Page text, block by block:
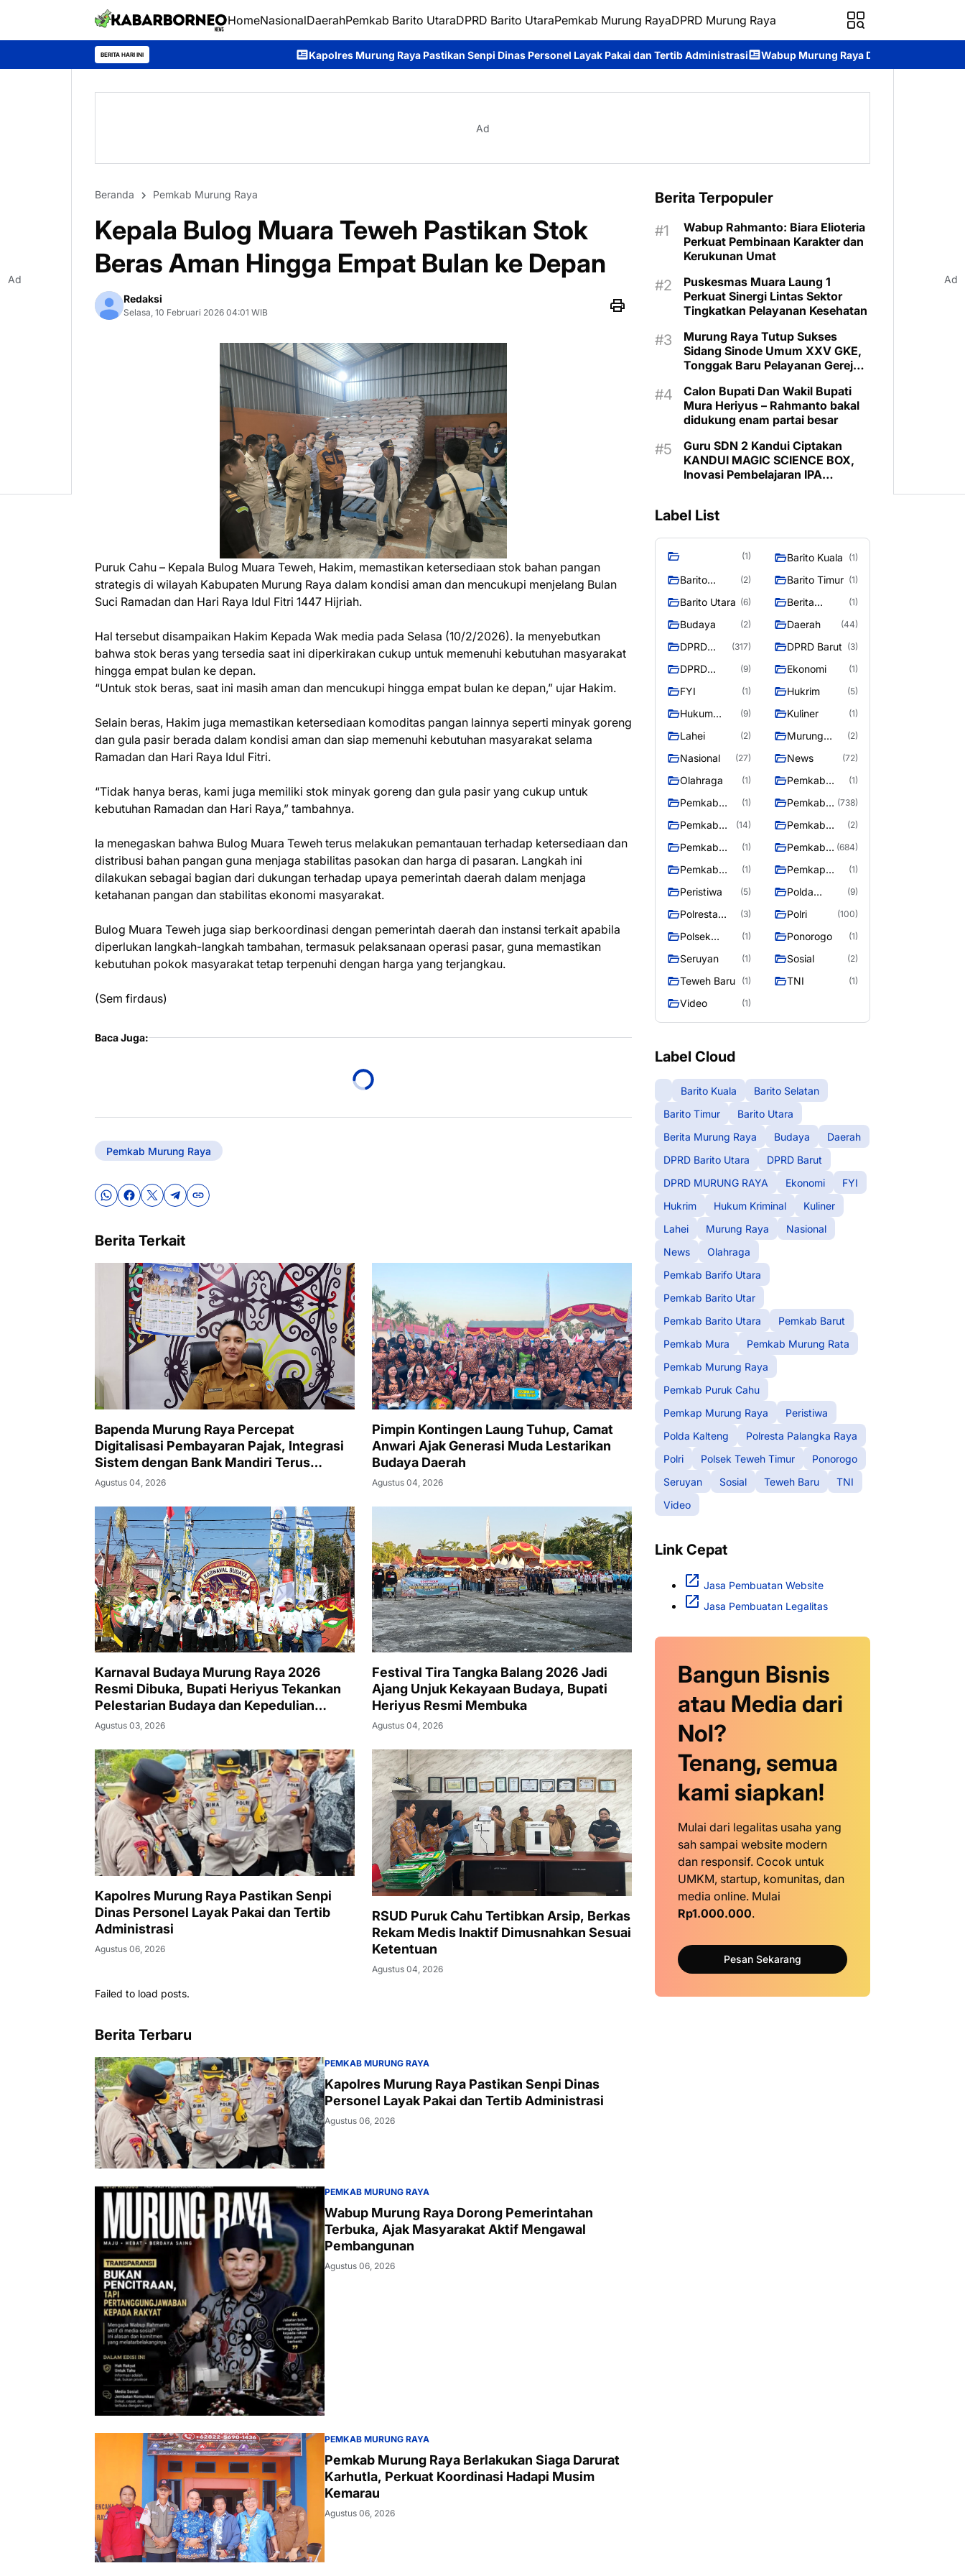
HomeNasionalDaerahPemkab Barito UtaraDPRD Barito UtaraPemkab Murung RayaDPRD Murung Raya
BERITA HARI INI Kapolres Murung Raya Pastikan Senpi Dinas Personel Layak Pakai dan Tertib Administrasi Wabup Murung Raya Dorong Pemerintahan Terbuka, Ajak
Ad
Beranda Pemkab Murung Raya
Kepala Bulog Muara Teweh Pastikan Stok
Beras Aman Hingga Empat Bulan ke Depan
Redaksi
Selasa, 10 Februari 2026 04:01 WIB
Puruk Cahu – Kepala Bulog Muara Teweh, Hakim, memastikan ketersediaan stok bahan pangan
strategis di wilayah Kabupaten Murung Raya dalam kondisi aman dan mencukupi menjelang Bulan
Suci Ramadan dan Hari Raya Idul Fitri 1447 Hijriah.
Hal tersebut disampaikan Hakim Kepada Wak media pada Selasa (10/2/2026). Ia menyebutkan
bahwa stok beras yang tersedia saat ini diperkirakan cukup untuk memenuhi kebutuhan masyarakat
hingga empat bulan ke depan.
“Untuk stok beras, saat ini masih aman dan mencukupi hingga empat bulan ke depan,” ujar Hakim.
Selain beras, Hakim juga memastikan ketersediaan komoditas pangan lainnya seperti minyak goreng
dan gula pasir berada dalam kondisi aman dan siap memenuhi kebutuhan masyarakat selama
Ramadan dan Hari Raya Idul Fitri.
“Tidak hanya beras, kami juga memiliki stok minyak goreng dan gula pasir yang cukup untuk
kebutuhan Ramadan dan Hari Raya,” tambahnya.
Ia menegaskan bahwa Bulog Muara Teweh terus melakukan pemantauan terhadap ketersediaan dan
distribusi bahan pangan guna menjaga stabilitas pasokan dan harga di pasaran. Langkah ini
dilakukan sebagai bagian dari dukungan terhadap upaya pemerintah daerah dalam menjaga
ketahanan pangan dan stabilitas ekonomi masyarakat.
Bulog Muara Teweh juga siap berkoordinasi dengan pemerintah daerah dan instansi terkait apabila
diperlukan langkah-langkah tambahan, termasuk pelaksanaan operasi pasar, guna memastikan
kebutuhan pokok masyarakat tetap terpenuhi dengan harga yang terjangkau.
(Sem firdaus)
Baca Juga:
Pemkab Murung Raya
Berita Terkait
Bapenda Murung Raya Percepat
Digitalisasi Pembayaran Pajak, Integrasi
Sistem dengan Bank Mandiri Terus
Berjalan
Agustus 04, 2026
Pimpin Kontingen Laung Tuhup, Camat
Anwari Ajak Generasi Muda Lestarikan
Budaya Daerah
Agustus 04, 2026
Karnaval Budaya Murung Raya 2026
Resmi Dibuka, Bupati Heriyus Tekankan
Pelestarian Budaya dan Kepedulian
Lingkungan
Agustus 03, 2026
Festival Tira Tangka Balang 2026 Jadi
Ajang Unjuk Kekayaan Budaya, Bupati
Heriyus Resmi Membuka
Agustus 04, 2026
Kapolres Murung Raya Pastikan Senpi
Dinas Personel Layak Pakai dan Tertib
Administrasi
Agustus 06, 2026
RSUD Puruk Cahu Tertibkan Arsip, Berkas
Rekam Medis Inaktif Dimusnahkan Sesuai
Ketentuan
Agustus 04, 2026
Failed to load posts.
Berita Terbaru
PEMKAB MURUNG RAYA
Kapolres Murung Raya Pastikan Senpi Dinas
Personel Layak Pakai dan Tertib Administrasi
Agustus 06, 2026
PEMKAB MURUNG RAYA
Wabup Murung Raya Dorong Pemerintahan
Terbuka, Ajak Masyarakat Aktif Mengawal
Pembangunan
Agustus 06, 2026
PEMKAB MURUNG RAYA
Pemkab Murung Raya Berlakukan Siaga Darurat
Karhutla, Perkuat Koordinasi Hadapi Musim
Kemarau
Agustus 06, 2026
Berita Terpopuler
Wabup Rahmanto: Biara Elioteria
Perkuat Pembinaan Karakter dan
Kerukunan Umat
Puskesmas Muara Laung 1
Perkuat Sinergi Lintas Sektor
Tingkatkan Pelayanan Kesehatan
Murung Raya Tutup Sukses
Sidang Sinode Umum XXV GKE,
Tonggak Baru Pelayanan Gereja
Calon Bupati Dan Wakil Bupati
Mura Heriyus – Rahmanto bakal
didukung enam partai besar
Guru SDN 2 Kandui Ciptakan
KANDUI MAGIC SCIENCE BOX,
Inovasi Pembelajaran IPA
Label List
(1) Barito Kuala (1)
Barito
(2) Barito Timur (1)
Barito Utara (6)
Berita
Raya
(1)
Budaya (2) Daerah (44)
DPRD
Utara
(317) DPRD Barut (3)
DPRD
RAYA
(9) Ekonomi (1)
FYI (1) Hukrim (5)
Hukum
(9) Kuliner (1)
Lahei (2)
Murung
(2)
Nasional (27) News (72)
Olahraga (1)
Pemkab
Barifo Utara
(1)
Pemkab
(1)
Pemkab
Utara
(738)
Pemkab
(14)
Pemkab
(2)
Pemkab
(1)
Pemkab
Raya
(684)
Pemkab
(1)
Pemkap
Raya
(1)
Peristiwa (5)
Polda
(9)
Polresta
Raya
(3) Polri (100)
Polsek
(1) Ponorogo (1)
Seruyan (1) Sosial (2)
Teweh Baru (1) TNI (1)
Video (1)
Label Cloud
Barito Kuala
Barito Selatan
Barito Timur
Barito Utara
Berita Murung Raya
Budaya
Daerah
DPRD Barito Utara
DPRD Barut
DPRD MURUNG RAYA
Ekonomi
FYI
Hukrim
Hukum Kriminal
Kuliner
Lahei
Murung Raya
Nasional
News
Olahraga
Pemkab Barifo Utara
Pemkab Barito Utar
Pemkab Barito Utara
Pemkab Barut
Pemkab Mura
Pemkab Murung Rata
Pemkab Murung Raya
Pemkab Puruk Cahu
Pemkap Murung Raya
Peristiwa
Polda Kalteng
Polresta Palangka Raya
Polri
Polsek Teweh Timur
Ponorogo
Seruyan
Sosial Teweh Baru
TNI
Video
Link Cepat
Jasa Pembuatan Website
Jasa Pembuatan Legalitas
Bangun Bisnis
atau Media dari
Nol?
Tenang, semua
kami siapkan!
Mulai dari legalitas usaha yang
sah sampai website modern
dan responsif. Cocok untuk
UMKM, startup, komunitas, dan
media online. Mulai
Rp1.000.000.
Pesan Sekarang
Ad Ad